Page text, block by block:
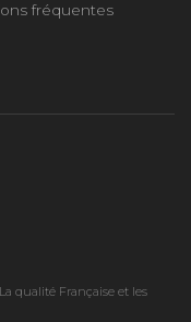
fréquentes
qualité Française et les